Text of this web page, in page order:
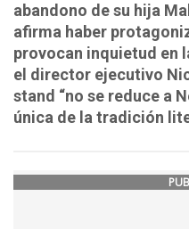
abandono de su hija
afirma haber
provocan inquietud en
el director ejecutivo
stand “no se reduce a
única de la tradición